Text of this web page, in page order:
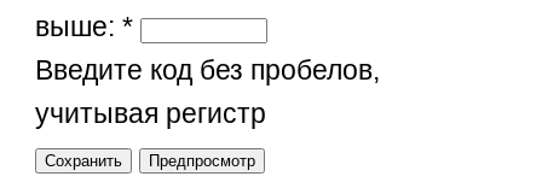
выше:*
Введите код без пробелов,
учитывая регистр